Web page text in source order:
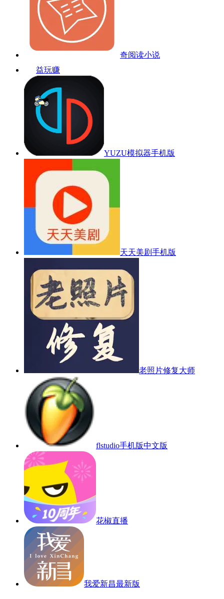
奇阅读小说
益玩赚
YUZU模拟器手机版
天天美剧手机版
老照片修复大师
flstudio手机版中文版
花椒直播
我爱新昌最新版